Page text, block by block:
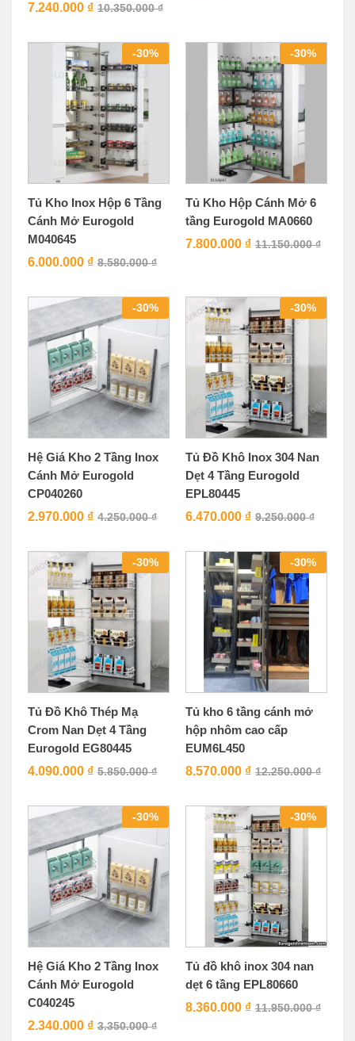
7.240.000 ₫ 10.350.000₫
-30%
Tủ Kho Inox Hộp 6 Tầng
Cánh Mở Eurogold
M040645
6.000.000 ₫ 8.580.000₫
-30%
Tủ Kho Hộp Cánh Mở 6
tầng Eurogold MA0660
7.800.000 ₫ 11.150.000₫
-30%
Hệ Giá Kho 2 Tầng Inox
Cánh Mở Eurogold
CP040260
2.970.000 ₫ 4.250.000₫
-30%
Tủ Đồ Khô Inox 304 Nan
Dẹt 4 Tầng Eurogold
EPL80445
6.470.000 ₫ 9.250.000₫
-30%
Tủ Đồ Khô Thép Mạ
Crom Nan Dẹt 4 Tầng
Eurogold EG80445
4.090.000 ₫ 5.850.000₫
-30%
Tủ kho 6 tầng cánh mở
hộp nhôm cao cấp
EUM6L450
8.570.000 ₫ 12.250.000₫
-30%
Hệ Giá Kho 2 Tầng Inox
Cánh Mở Eurogold
C040245
2.340.000 ₫ 3.350.000₫
-30%
Tủ đồ khô inox 304 nan
dẹt 6 tầng EPL80660
8.360.000 ₫ 11.950.000₫